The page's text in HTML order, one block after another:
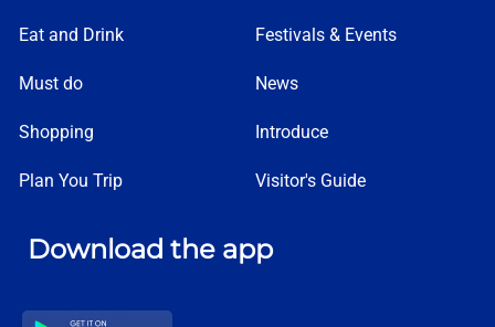
Eat and Drink
Must do
Shopping
Plan You Trip
Festivals & Events
News
Introduce
Visitor's Guide
Download the app